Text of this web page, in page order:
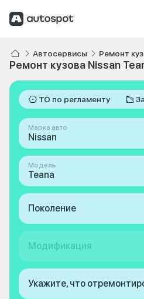
Автосервисы Ремонт
Ремонт кузова Nissan
ТО по регламенту
Марка авто
Nissan
Модель
Teana
Поколение
Модификация
Укажите, что